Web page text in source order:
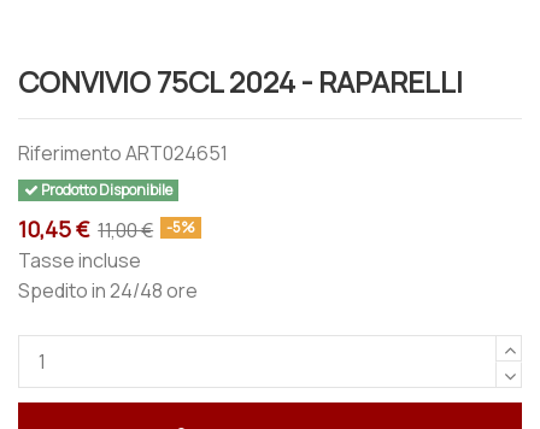
CONVIVIO 75CL 2024 - RAPARELLI
RiferimentoART024651
Prodotto Disponibile
10,45 € 11,00 € -5%
Tasse incluse
Spedito in 24/48 ore